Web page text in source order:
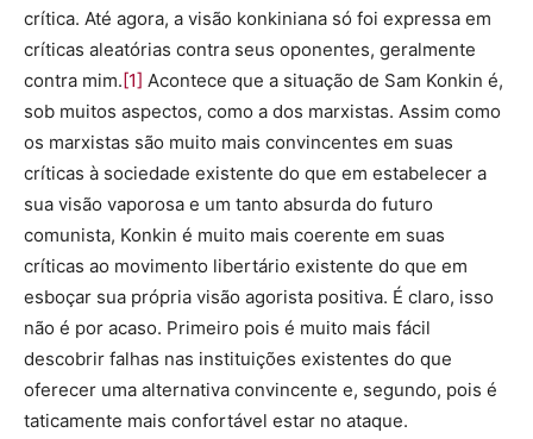
crítica. Até agora, a visão konkiniana só foi expressa em
críticas aleatórias contra seus oponentes, geralmente
contra mim.[1] Acontece que a situação de Sam Konkin é,
sob muitos aspectos, como a dos marxistas. Assim como
os marxistas são muito mais convincentes em suas
críticas à sociedade existente do que em estabelecer a
sua visão vaporosa e um tanto absurda do futuro
comunista, Konkin é muito mais coerente em suas
críticas ao movimento libertário existente do que em
esboçar sua própria visão agorista positiva. É claro, isso
não é por acaso. Primeiro pois é muito mais fácil
descobrir falhas nas instituições existentes do que
oferecer uma alternativa convincente e, segundo, pois é
taticamente mais confortável estar no ataque.